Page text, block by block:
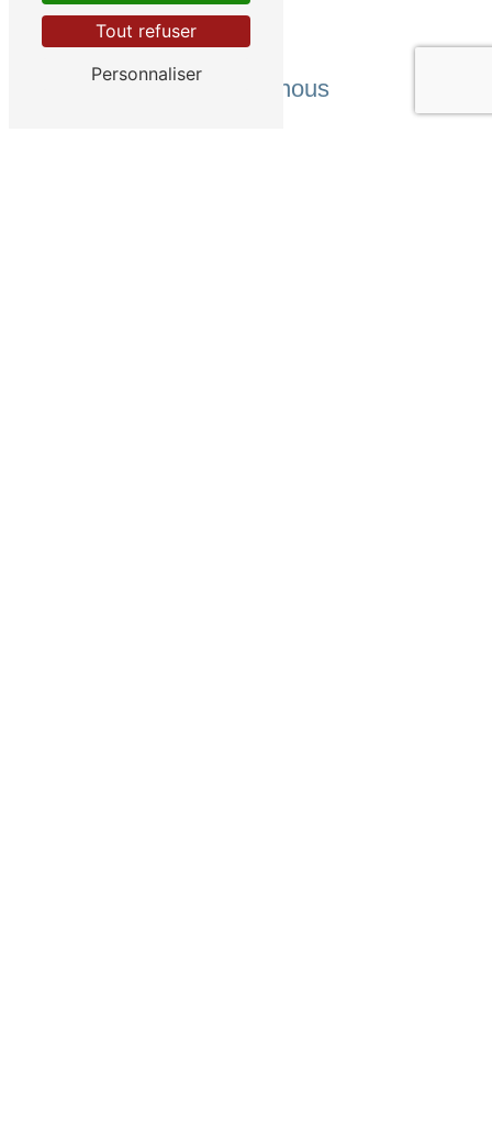
Contactez-nous
Tout refuser
Personnaliser